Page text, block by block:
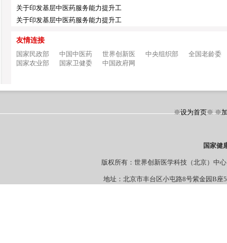
关于印发基层中医药服务能力提升工
关于印发基层中医药服务能力提升工
友情连接
国家民政部
中国中医药 世界创新医 中央组织部
全国老龄委
国家农业部
国家卫健委 中国政府网
※设为首页※ ※
国家健
版权所有：世界创新医学科技（北京）
地址：北京市丰台区小屯路8号紫金园B